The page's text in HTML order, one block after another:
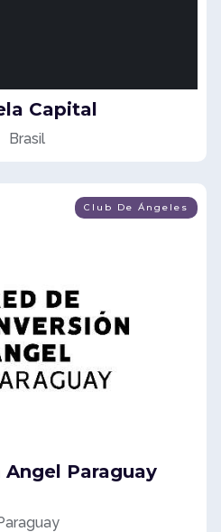
Capital
Brasil
Club De Ángeles
Paraguay